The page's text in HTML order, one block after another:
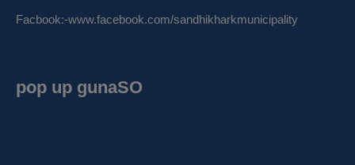
Facbook:-www.facebook.com/sandhikharkmunicipality
pop up gunaSO